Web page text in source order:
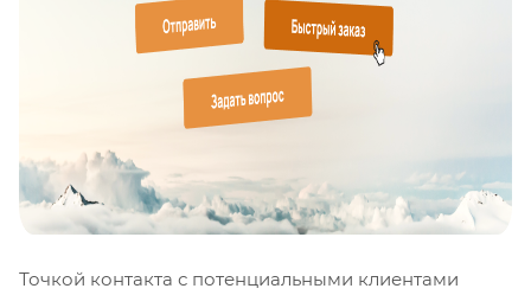
Точкой контакта с потенциальными клиентами